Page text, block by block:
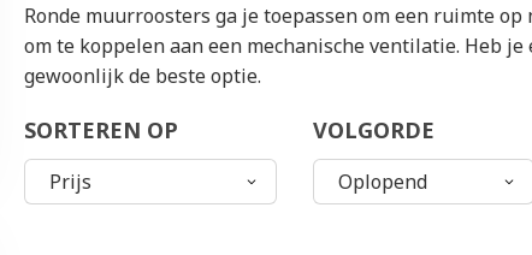
Ronde muurroosters ga je toepassen om een ruimte
om te koppelen aan een mechanische ventilatie. Heb
gewoonlijk de beste optie.
SORTEREN OP VOLGORDE